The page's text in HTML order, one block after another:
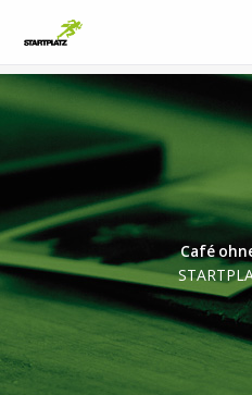
Café